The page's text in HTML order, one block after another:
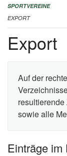
FINANZIELLE
KONTAKT
SPORTVEREINE
EXPORT
Export
Auf der
sowie alle
Einträge im